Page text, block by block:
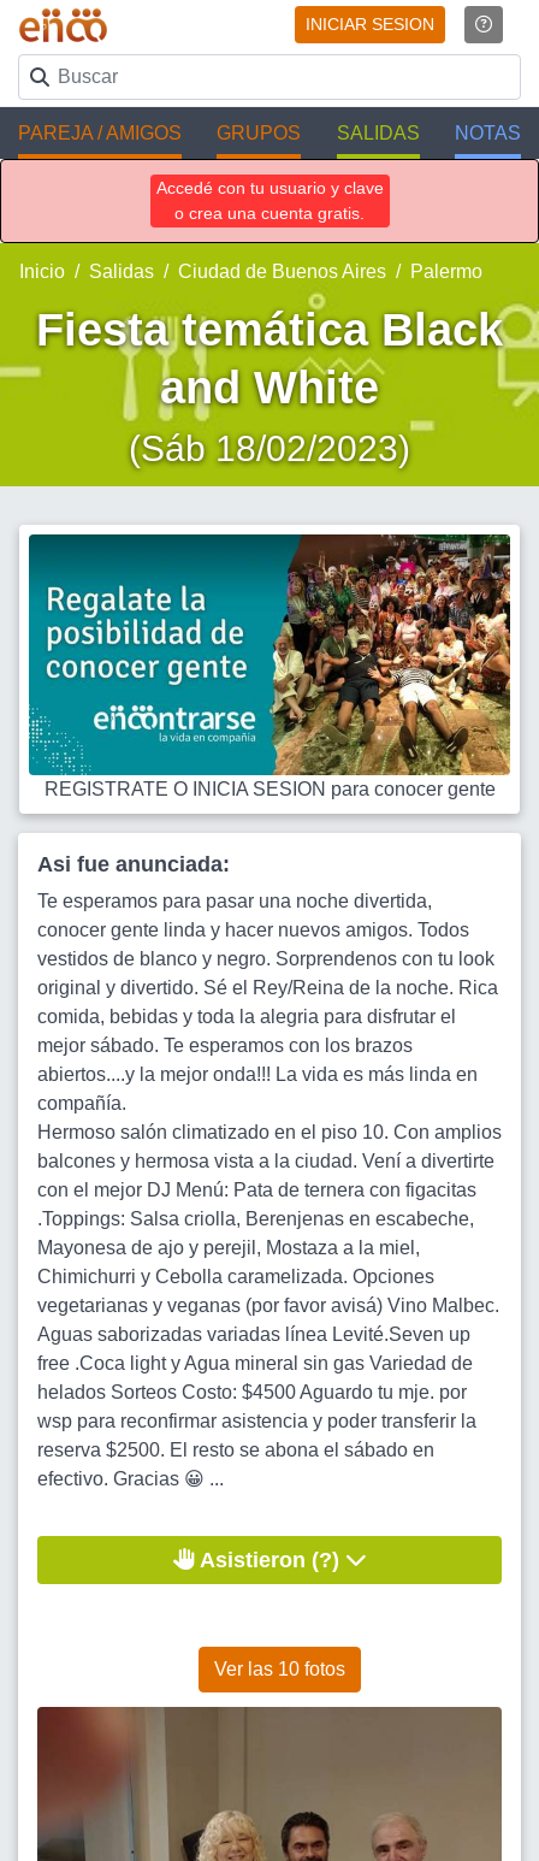
INICIAR SESION
PAREJA / AMIGOS GRUPOS SALIDAS NOTAS
Accedé con tu usuario y clave
o crea una cuenta gratis.
Inicio Salidas Ciudad de Buenos Aires Palermo
Fiesta temática Black
and White
(Sáb 18/02/2023)
REGISTRATE O INICIA SESION para conocer gente
Asi fue anunciada:
Te esperamos para pasar una noche divertida,
conocer gente linda y hacer nuevos amigos. Todos
vestidos de blanco y negro. Sorprendenos con tu look
original y divertido. Sé el Rey/Reina de la noche. Rica
comida, bebidas y toda la alegria para disfrutar el
mejor sábado. Te esperamos con los brazos
abiertos....y la mejor onda!!! La vida es más linda en
compañía.
Hermoso salón climatizado en el piso 10. Con amplios
balcones y hermosa vista a la ciudad. Vení a divertirte
con el mejor DJ Menú: Pata de ternera con figacitas
.Toppings: Salsa criolla, Berenjenas en escabeche,
Mayonesa de ajo y perejil, Mostaza a la miel,
Chimichurri y Cebolla caramelizada. Opciones
vegetarianas y veganas (por favor avisá) Vino Malbec.
Aguas saborizadas variadas línea Levité.Seven up
free .Coca light y Agua mineral sin gas Variedad de
helados Sorteos Costo: $4500 Aguardo tu mje. por
wsp para reconfirmar asistencia y poder transferir la
reserva $2500. El resto se abona el sábado en
efectivo. Gracias 😀 ...
Asistieron (?)
Ver las 10 fotos